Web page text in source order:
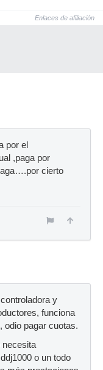
Enlaces de afiliación
por el
,paga por
cierto
y
funciona
odio pagar cuotas.
necesita
o un todo